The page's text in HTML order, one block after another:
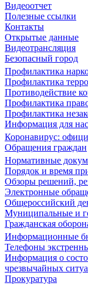
Видеоотчет
Полезные ссылки
Контакты
Открытые данные
Видеотрансляция
Безопасный город
Профилактика
Профилактика
Противодействие
Профилактика
Профилактика
Информация для
Коронавирус:
Обращения граждан
Нормативные
Порядок и время
Обзоры решений,
Электронные
Общероссийский
Муниципальные и
Гражданская
Информационные
Телефоны
Информация о
чрезвычайных
Прокуратура